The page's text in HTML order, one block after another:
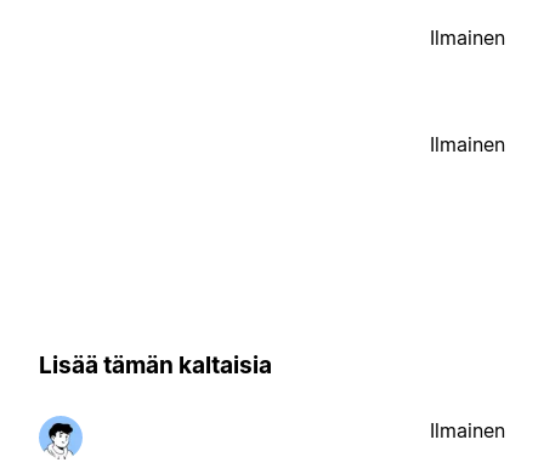
Ilmainen
Ilmainen
Lisää tämän kaltaisia
Ilmainen